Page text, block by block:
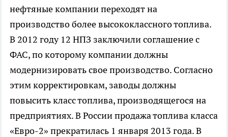
нефтяные компании переходят на
производство более высококлассного топлива.
В 2012 году 12 НПЗ заключили соглашение с
ФАС, по которому компании должны
модернизировать свое производство. Согласно
этим корректировкам, заводы должны
повысить класс топлива, производящегося на
предприятиях. В России продажа топлива класса
«Евро-2» прекратилась 1 января 2013 года. В